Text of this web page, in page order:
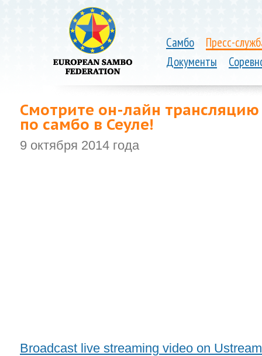
Самбо
Пресс-
Документы
Смотрите он-лайн
по самбо в Сеуле!
9 октября 2014 года
Broadcast live streaming video on Ustream